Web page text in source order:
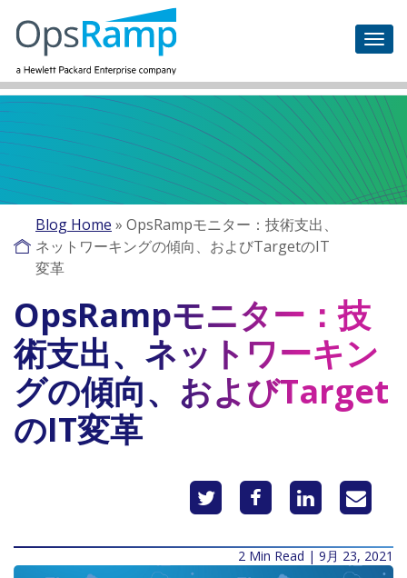
Blog Home » OpsRampモニター：技術支出、
ネットワーキングの傾向、およびTargetのIT
変革
OpsRampモニター：技
術支出、ネットワーキン
グの傾向、およびTarget
のIT変革
2 Min Read | 9月 23, 2021